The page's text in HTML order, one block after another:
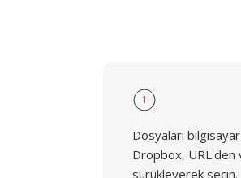
1
Dosyaları
Dropbox, URL'den
sürükleyerek seçin.